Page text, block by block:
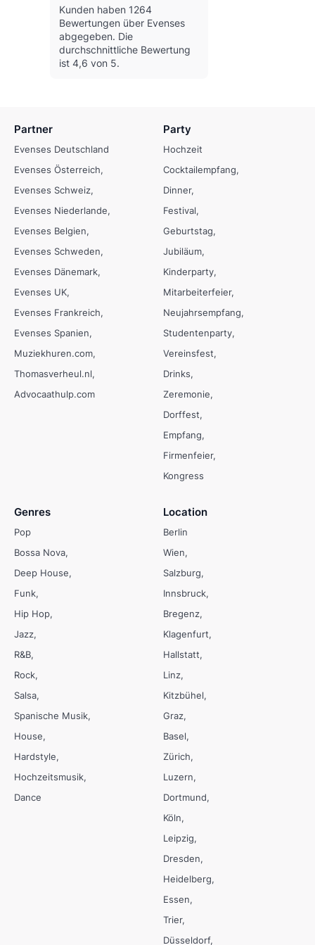
Kunden haben 1264
Bewertungen über Evenses
abgegeben. Die
durchschnittliche Bewertung
ist 4,6 von 5.
Partner
Evenses Deutschland
Evenses Österreich
Evenses Schweiz
Evenses Niederlande
Evenses Belgien
Evenses Schweden
Evenses Dänemark
Evenses UK
Evenses Frankreich
Evenses Spanien
Muziekhuren.com
Thomasverheul.nl
Advocaathulp.com
Party
Hochzeit
Cocktailempfang
Dinner
Festival
Geburtstag
Jubiläum
Kinderparty
Mitarbeiterfeier
Neujahrsempfang
Studentenparty
Vereinsfest
Drinks
Zeremonie
Dorffest
Empfang
Firmenfeier
Kongress
Genres
Pop
Bossa Nova
Deep House
Funk
Hip Hop
Jazz
R&B
Rock
Salsa
Spanische Musik
House
Hardstyle
Hochzeitsmusik
Dance
Location
Berlin
Wien
Salzburg
Innsbruck
Bregenz
Klagenfurt
Hallstatt
Linz
Kitzbühel
Graz
Basel
Zürich
Luzern
Dortmund
Köln
Leipzig
Dresden
Heidelberg
Essen
Trier
Düsseldorf